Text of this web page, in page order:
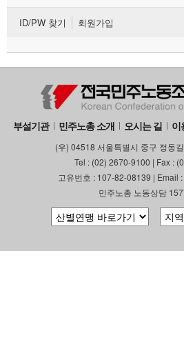
ID/PW 찾기 회원가입
부설기관 민주노총 소개 오시는 길 이
(우) 04518 서울특별시 중구 정동
Tel : (02) 2670-9100 | Fax :
고유번호 : 107-82-08139 | Email
민주노총 노동상담
자료
부설기관